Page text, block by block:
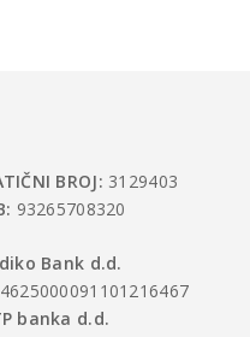
BROJ: 3129403
93265708320
Bank d.d.
banka d.d.